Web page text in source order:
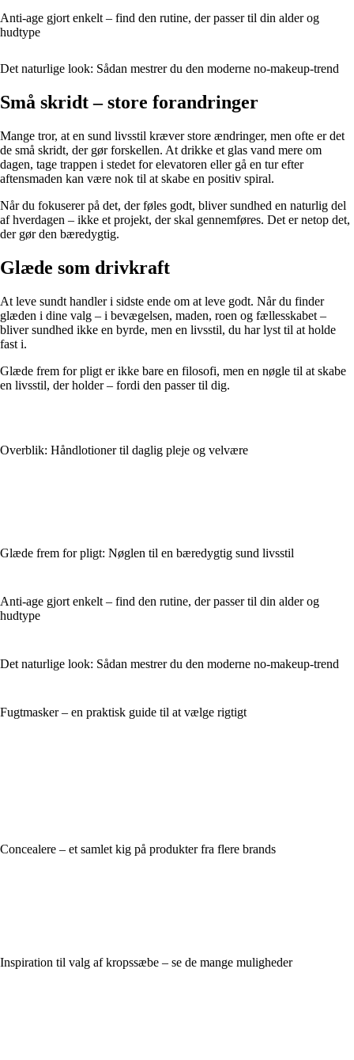
Anti-age gjort enkelt – find den rutine, der passer til din alder og
hudtype
Det naturlige look: Sådan mestrer du den moderne no-makeup-trend
Små skridt – store forandringer
Mange tror, at en sund livsstil kræver store ændringer, men ofte er det
de små skridt, der gør forskellen. At drikke et glas vand mere om
dagen, tage trappen i stedet for elevatoren eller gå en tur efter
aftensmaden kan være nok til at skabe en positiv spiral.
Når du fokuserer på det, der føles godt, bliver sundhed en naturlig del
af hverdagen – ikke et projekt, der skal gennemføres. Det er netop det,
der gør den bæredygtig.
Glæde som drivkraft
At leve sundt handler i sidste ende om at leve godt. Når du finder
glæden i dine valg – i bevægelsen, maden, roen og fællesskabet –
bliver sundhed ikke en byrde, men en livsstil, du har lyst til at holde
fast i.
Glæde frem for pligt er ikke bare en filosofi, men en nøgle til at skabe
en livsstil, der holder – fordi den passer til dig.
Overblik: Håndlotioner til daglig pleje og velvære
Glæde frem for pligt: Nøglen til en bæredygtig sund livsstil
Anti-age gjort enkelt – find den rutine, der passer til din alder og
hudtype
Det naturlige look: Sådan mestrer du den moderne no-makeup-trend
Fugtmasker – en praktisk guide til at vælge rigtigt
Concealere – et samlet kig på produkter fra flere brands
Inspiration til valg af kropssæbe – se de mange muligheder